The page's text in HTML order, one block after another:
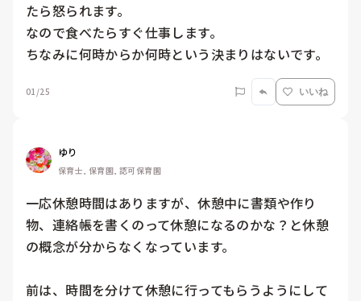
たら怒られます。
なので食べたらすぐ仕事します。
ちなみに何時からか何時という決まりはないです。
01/25 いいね
ゆり
保育士, 保育園, 認可保育園
一応休憩時間はありますが、休憩中に書類や作り
物、連絡帳を書くのって休憩になるのかな？と休憩
の概念が分からなくなっています。
前は、時間を分けて休憩に行ってもらうようにして